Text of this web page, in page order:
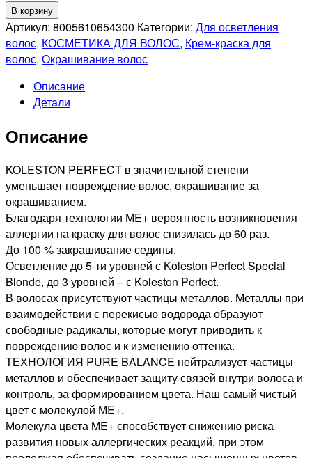
Количество
товара
WELLA
PROFESSIONAL
KOLESTON
PERFECT
СТОЙКАЯ
ДЛЯ
ВОЛОС
ЯРКИЙ
БЛОНД,
60мл
В корзину
Артикул: 8005610654300 Категории: Для осветления
волос, КОСМЕТИКА ДЛЯ ВОЛОС, Крем-краска для
волос, Окрашивание волос
Описание
Детали
Описание
KOLESTON PERFECT в значительной степени
уменьшает повреждение волос, окрашивание за
окрашиванием.
Благодаря технологии МE+ вероятность возникновения
аллергии на краску для волос снизилась до 60 раз.
До 100 % закрашивание седины.
Осветление до 5-ти уровней с Koleston Perfect Special
Blonde, до 3 уровней – с Koleston Perfect.
В волосах присутствуют частицы металлов. Металлы при
взаимодействии с перекисью водорода образуют
свободные радикалы, которые могут приводить к
повреждению волос и к изменению оттенка.
ТЕХНОЛОГИЯ PURE BALANCE нейтрализует частицы
металлов и обеспечивает защиту связей внутри волоса и
контроль, за формированием цвета. Наш самый чистый
цвет с молекулой МE+.
Молекула цвета ME+ способствует снижению риска
развития новых аллергических реакций, при этом